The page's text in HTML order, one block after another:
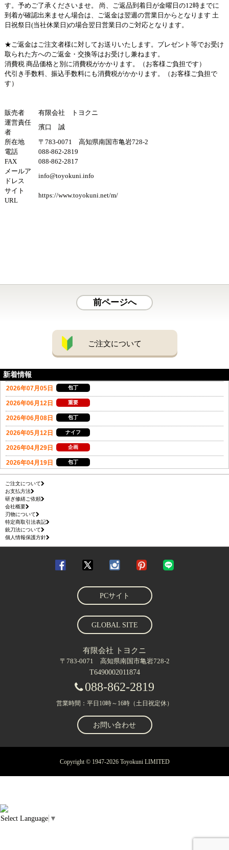
す。予めご了承くださいませ。 尚、ご返品到着日が金曜日の12時までに
到着が確認出来ません場合は、ご返金は翌週の営業日からとなります 土
日祝祭日(当社休業日)の場合翌日営業日のご対応となります。
★ご返金はご注文者様に対してお送りいたします。プレゼント等でお受け
取られた方へのご返金・交換等はお受けし兼ねます。
消費税 商品価格と別に消費税がかかります。（お客様ご負担です）
代引き手数料、振込手数料にも消費税がかかります。（お客様ご負担で
す）
販売者
有限会社 トヨクニ
運営責任
者
濱口 誠
所在地
〒783-0071 高知県南国市亀岩728-2
電話
088-862-2819
FAX
088-862-2817
メールア
ドレス
info@toyokuni.info
サイト
URL
https://www.toyokuni.net/m/
前ページへ
ご注文について
新着情報
ご注文について
お支払方法
研ぎ修繕ご依頼
会社概要
刃物について
特定商取引法表記
銃刀法について
個人情報保護方針
PCサイト
GLOBAL SITE
有限会社 トヨクニ
〒783-0071 高知県南国市亀岩728-2
T6490002011874
088-862-2819
営業時間：平日10時～16時（土日祝定休）
お問い合わせ
Copyright © 1947-2026 Toyokuni LIMITED
Select Language ▼